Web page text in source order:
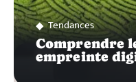
Tendances
Comprendre
empreinte